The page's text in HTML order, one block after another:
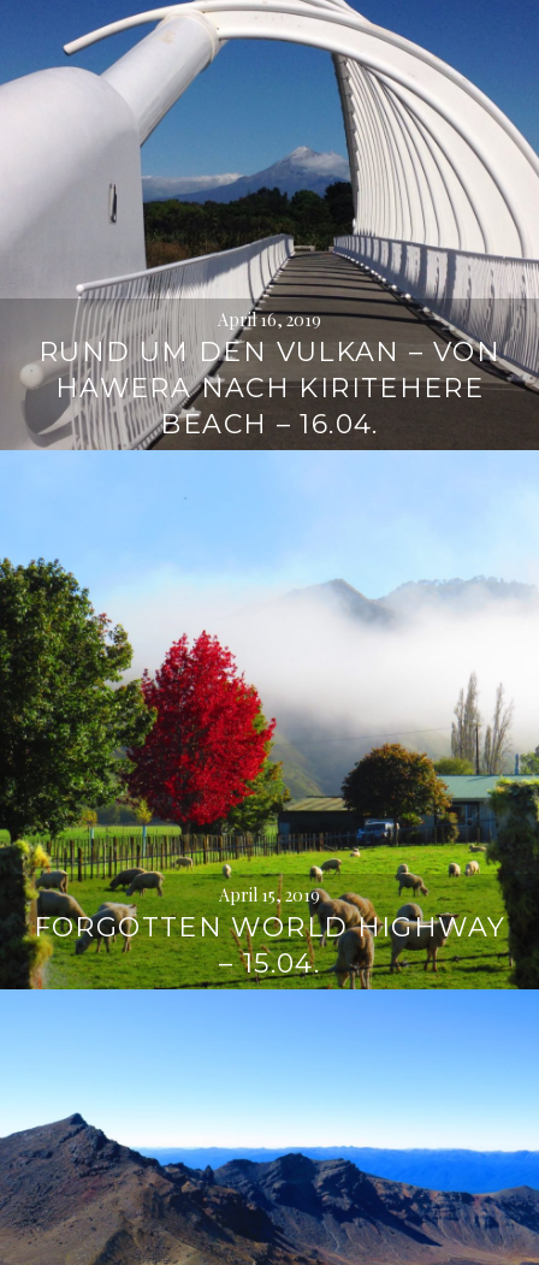
April 16, 2019
RUND UM DEN VULKAN – VON
HAWERA NACH KIRITEHERE
BEACH – 16.04.
April 15, 2019
FORGOTTEN WORLD HIGHWAY
– 15.04.